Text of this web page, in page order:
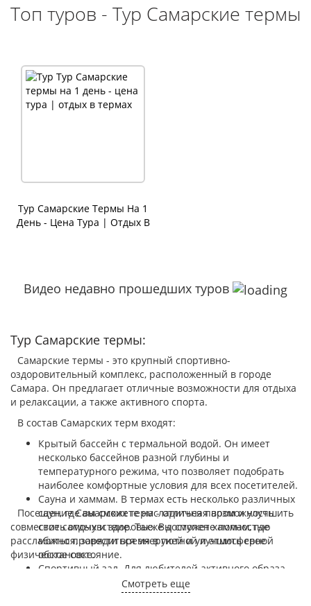
Топ туров - Тур Самарские термы
Тур Самарские Термы На 1
День - Цена Тура | Отдых В
Видео недавно прошедших туров
Тур Самарские термы:
Самарские термы - это крупный спортивно-
оздоровительный комплекс, расположенный в городе
Самара. Он предлагает отличные возможности для отдыха
и релаксации, а также активного спорта.
В состав Самарских терм входят:
Крытый бассейн с термальной водой. Он имеет
несколько бассейнов разной глубины и
температурного режима, что позволяет подобрать
наиболее комфортные условия для всех посетителей.
Сауна и хаммам. В термах есть несколько различных
саун, где вы сможете насладиться паром и улучшить
свое самочувствие. Также доступен хаммам, где
можно провести время в уютной и атмосферной
обстановке.
Спортивный зал. Для любителей активного образа
жизни в Самарском термальном комплексе есть
отлично оснащенный спортивный зал. Вы сможете
Посещение Самарских терм - отличная возможность
совместить отдых и здоровье. Вы сможете полностью
расслабиться, зарядиться энергией и улучшить свое
физическое состояние.
Смотреть еще